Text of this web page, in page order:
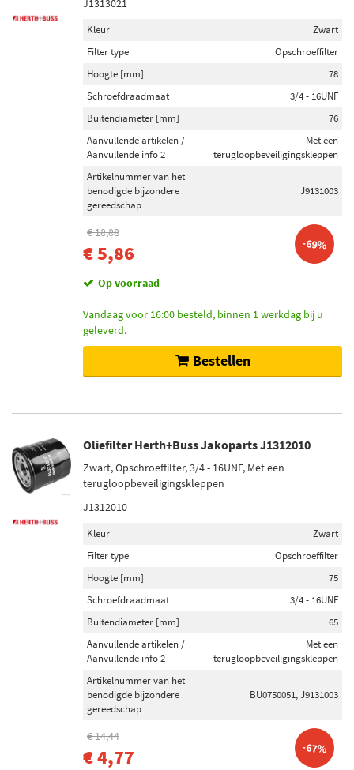
Schokdemper inbouwtype
Veerpoot (344)
Telescoop-schokdemper (210)
Demper met aanslagveer (62)
Veerdragende schokdemper (21)
Veerpootresorptie (2)
Remschijfdikte [mm]
Pen bovenaan (501)
Oog onderaan (210)
Oog bovenaan (85)
Vork onderaan (7)
Klem onderaan (7)
Buitendiameter [mm]
J1313021
Kleur
Zwart
Filter type
Opschroeffilter
Hoogte [mm]
78
Schroefdraadmaat
3/4 - 16UNF
Buitendiameter [mm]
76
Aanvullende artikelen /
Aanvullende info 2
Met een
terugloopbeveiligingskleppen
Artikelnummer van het
benodigde bijzondere
gereedschap
J9131003
€ 18,88
€ 5,86 -69%
Op voorraad
Vandaag voor 16:00 besteld, binnen 1 werkdag bij u
geleverd.
Bestellen
Oliefilter Herth+Buss Jakoparts J1312010
Zwart, Opschroeffilter, 3/4 - 16UNF, Met een
terugloopbeveiligingskleppen
J1312010
Kleur
Zwart
Filter type
Opschroeffilter
Hoogte [mm]
75
Schroefdraadmaat
3/4 - 16UNF
Buitendiameter [mm]
65
Aanvullende artikelen /
Aanvullende info 2
Met een
terugloopbeveiligingskleppen
Artikelnummer van het
benodigde bijzondere
gereedschap
BU0750051, J9131003
€ 14,44
€ 4,77 -67%